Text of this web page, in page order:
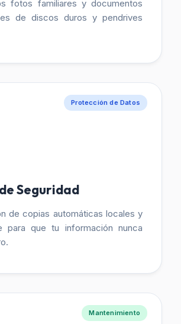
fotos familiares y documentos
de discos duros y pendrives
Protección de Datos
Seguridad
de copias automáticas locales y
para que tu información nunca
Mantenimiento